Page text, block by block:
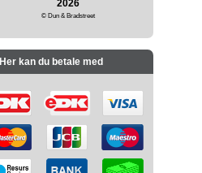
2026
© Dun & Bradstreet
Her kan du betale med